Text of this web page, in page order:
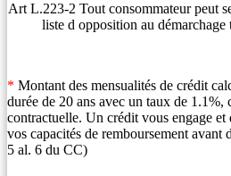
Art L.223-2 Tout consommateur peut
liste d opposition au
* Montant des mensualités de crédit
durée de 20 ans avec un taux de 1.1%,
contractuelle. Un crédit vous engage
vos capacités de remboursement avant
5 al. 6 du CC)